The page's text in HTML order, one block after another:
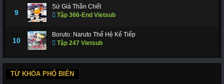
9
Sứ Giả Thần Chết
Tập 366-End Vietsub
10
Boruto: Naruto Thế Hệ Kế Tiếp
Tập 247 Vietsub
TỪ KHÓA PHỔ BIẾN